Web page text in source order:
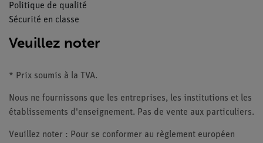
Politique de qualité
Sécurité en classe
Veuillez noter
* Prix soumis à la TVA.
Nous ne fournissons que les entreprises, les institutions et les
établissements d'enseignement. Pas de vente aux particuliers.
Veuillez noter : Pour se conformer au règlement européen